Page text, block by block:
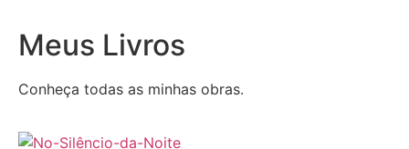
Meus Livros
Conheça todas as minhas obras.